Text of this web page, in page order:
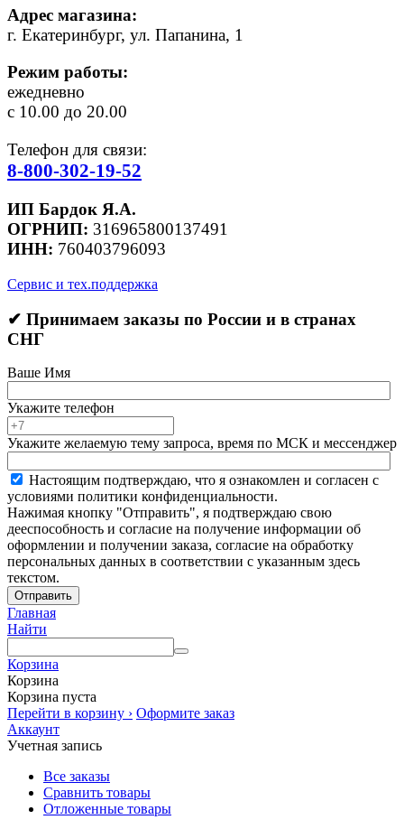
Адрес магазина:
г. Екатеринбург, ул. Папанина, 1
Режим работы:
ежедневно
с 10.00 до 20.00
Телефон для связи:
8-800-302-19-52
ИП Бардок Я.А.
ОГРНИП: 316965800137491
ИНН: 760403796093
Сервис и тех.поддержка
✔ Принимаем заказы по России и в странах
СНГ
Ваше Имя
Укажите телефон
Укажите желаемую тему запроса, время по МСК и мессенджер
Настоящим подтверждаю, что я ознакомлен и согласен с
условиями политики конфиденциальности.
Нажимая кнопку "Отправить", я подтверждаю свою
дееспособность и согласие на получение информации об
оформлении и получении заказа, согласие на обработку
персональных данных в соответствии с указанным здесь
текстом.
Отправить
Главная
Найти
Корзина
Корзина
Корзина пуста
Перейти в корзину › Оформите заказ
Аккаунт
Учетная запись
Все заказы
Сравнить товары
Отложенные товары